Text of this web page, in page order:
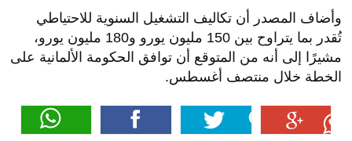
وأضاف المصدر أن تكاليف التشغيل السنوية للاحتياطي
تُقدر بما يتراوح بين 150 مليون يورو و180 مليون يورو،
مشيرًا إلى أنه من المتوقع أن توافق الحكومة الألمانية على
الخطة خلال منتصف أغسطس.